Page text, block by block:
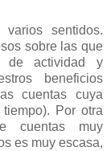
sentidos.
sobre las que
de actividad y
beneficios
cuentas cuya
Por otra
cuentas muy
es muy escasa,